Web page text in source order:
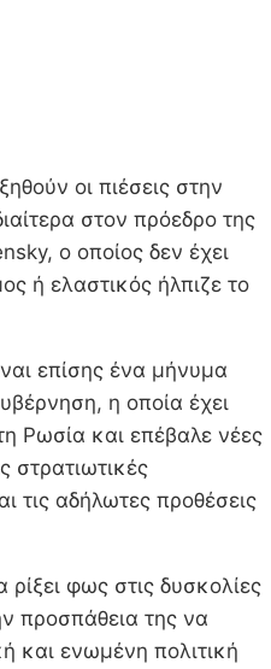
οι πιέσεις στην
στον πρόεδρο της
ο οποίος δεν έχει
ή ελαστικός ήλπιζε το
επίσης ένα μήνυμα
η οποία έχει
Ρωσία και επέβαλε νέες
στρατιωτικές
τις αδήλωτες προθέσεις
ρίξει φως στις δυσκολίες
προσπάθεια της να
και ενωμένη πολιτική